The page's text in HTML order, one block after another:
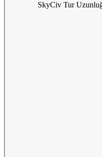
SkyCiv Tur